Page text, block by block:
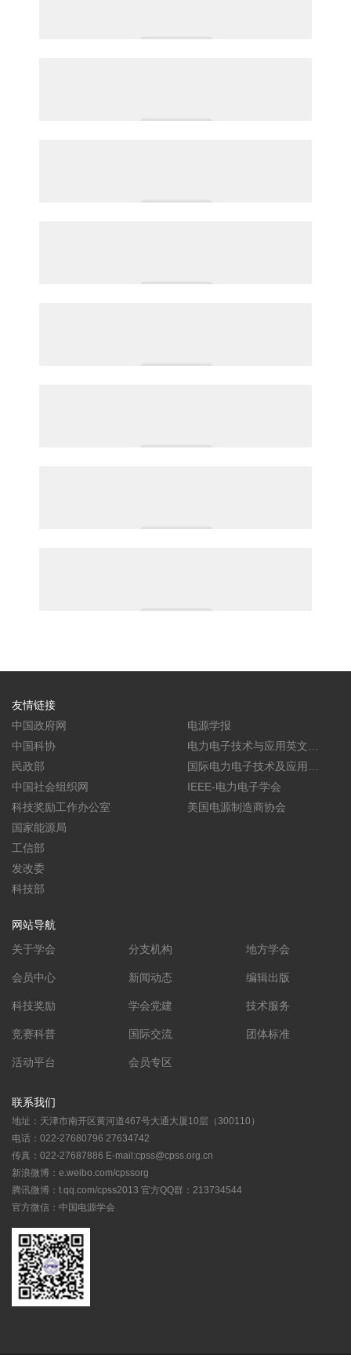
友情链接
中国政府网
中国科协
民政部
中国社会组织网
科技奖励工作办公室
国家能源局
工信部
发改委
科技部
电源学报
电力电子技术与应用英文学
报(CPSS TPEA)
国际电力电子技术及应用会
议暨展览会(PEAC)
IEEE-电力电子学会
美国电源制造商协会
网站导航
关于学会
分支机构 地方学会
会员中心 新闻动态 编辑出版
科技奖励 学会党建 技术服务
竞赛科普 国际交流 团体标准
活动平台 会员专区
联系我们
地址：天津市南开区黄河道467号大通大厦10层（300110）
电话：022-27680796 27634742
传真：022-27687886 E-mail:cpss@cpss.org.cn
新浪微博：e.weibo.com/cpssorg
腾讯微博：t.qq.com/cpss2013 官方QQ群：213734544
官方微信：中国电源学会